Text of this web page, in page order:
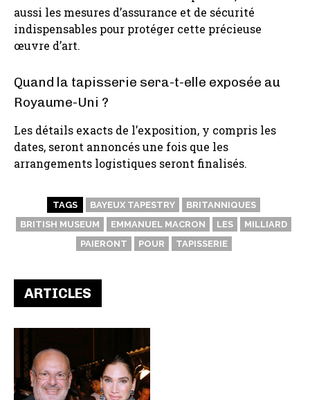
aussi les mesures d’assurance et de sécurité
indispensables pour protéger cette précieuse
œuvre d’art.
Quand la tapisserie sera-t-elle exposée au
Royaume-Uni ?
Les détails exacts de l’exposition, y compris les
dates, seront annoncés une fois que les
arrangements logistiques seront finalisés.
TAGS BAYEUX TAPESTRY
BRITANNIQUES
BRITISH MUSEUM
EMMANUEL MACRON LES
MILLIARD
PAIERONT
POUR TAPISSERIE
ARTICLES